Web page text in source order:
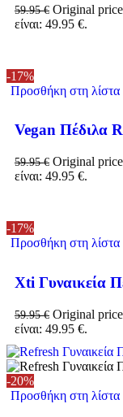
59.95€ Original
είναι: 49.95 €.
-17%
Προσθήκη στη λίστα
Vegan Πέδιλα
59.95€ Original
είναι: 49.95 €.
-17%
Προσθήκη στη λίστα
Xti Γυναικεία
59.95€ Original
είναι: 49.95 €.
-20%
Προσθήκη στη λίστα